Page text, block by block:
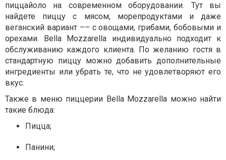
пиццайоло на современном оборудовании. Тут вы
найдете пиццу с мясом, морепродуктами и даже
веганский вариант –– с овощами, грибами, бобовыми и
орехами. Bella Mozzarella индивидуально подходит к
обслуживанию каждого клиента. По желанию гостя в
стандартную пиццу можно добавить дополнительные
ингредиенты или убрать те, что не удовлетворяют его
вкус.
Также в меню пиццерии Bella Mozzarella можно найти
такие блюда:
Пицца;
Панини;